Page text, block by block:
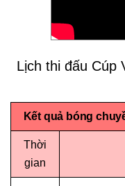
Lịch thi đấu Cúp
Kết quả bóng
Thời
gian